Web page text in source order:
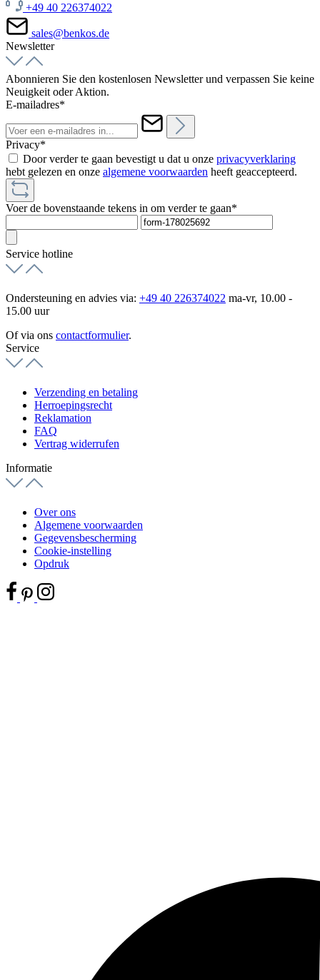
+49 40 226374022
sales@benkos.de
Newsletter
Abonnieren Sie den kostenlosen Newsletter und verpassen Sie keine
Neuigkeit oder Aktion.
E-mailadres*
Privacy*
Door verder te gaan bevestigt u dat u onze privacyverklaring
hebt gelezen en onze algemene voorwaarden heeft geaccepteerd.
Voer de bovenstaande tekens in om verder te gaan*
Service hotline
Ondersteuning en advies via: +49 40 226374022 ma-vr, 10.00 -
15.00 uur
Of via ons contactformulier.
Service
Verzending en betaling
Herroepingsrecht
Reklamation
FAQ
Vertrag widerrufen
Informatie
Over ons
Algemene voorwaarden
Gegevensbescherming
Cookie-instelling
Opdruk